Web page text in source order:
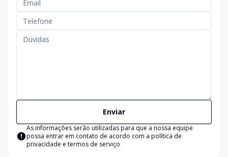
Enviar
As informações serão utilizadas para que a nossa equipe
possa entrar em contato de acordo com a política de
privacidade e termos de serviço